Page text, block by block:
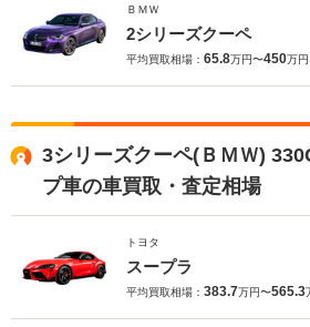
ＢＭＷ
2シリーズクーペ
平均買取相場： 65.8万円〜450万円
3シリーズクーペ(ＢＭＷ)
プ車の車買取・査定相場
トヨタ
スープラ
平均買取相場： 383.7万円〜565.3